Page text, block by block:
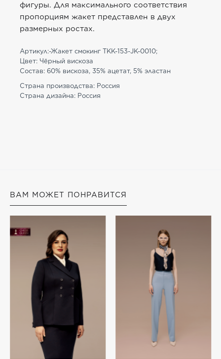
фигуры. Для максимального соответствия
пропорциям жакет представлен в двух
размерных ростах.
Артикул:-Жакет смокинг TKK-153-JK-0010;
Цвет: Чёрный вискоза
Состав: 60% вискоза, 35% ацетат, 5% эластан
Страна производства: Россия
Страна дизайна: Россия
ВАМ МОЖЕТ ПОНРАВИТСЯ